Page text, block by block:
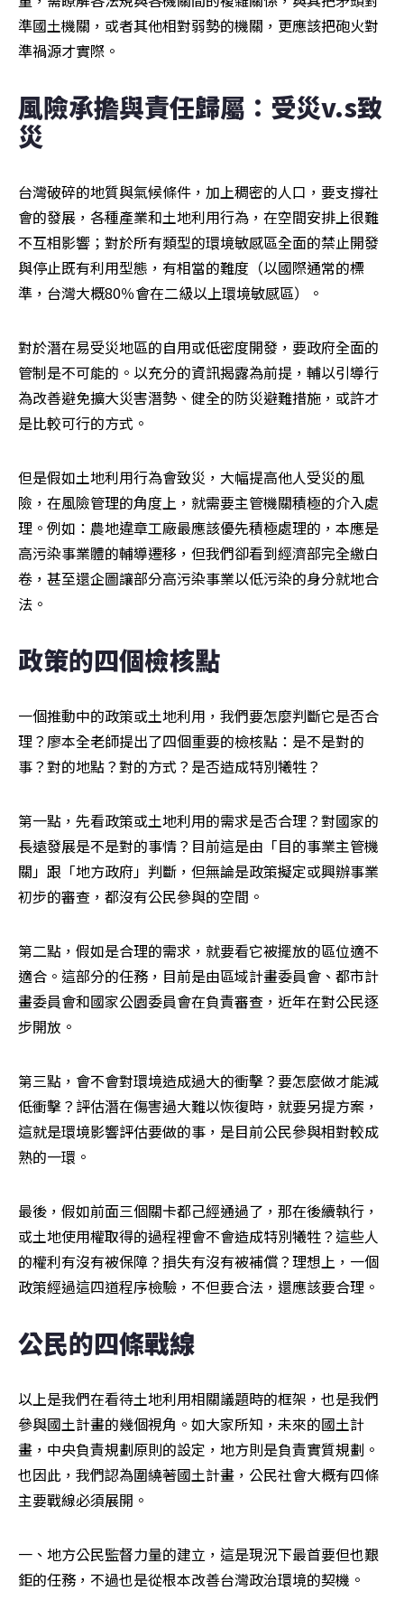
準國土機關，或者其他相對弱勢的機關，更應該把砲火對
準禍源才實際。
風險承擔與責任歸屬：受災v.s致
災
台灣破碎的地質與氣候條件，加上稠密的人口，要支撐社
會的發展，各種產業和土地利用行為，在空間安排上很難
不互相影響；對於所有類型的環境敏感區全面的禁止開發
與停止既有利用型態，有相當的難度（以國際通常的標
準，台灣大概80％會在二級以上環境敏感區）。
對於潛在易受災地區的自用或低密度開發，要政府全面的
管制是不可能的。以充分的資訊揭露為前提，輔以引導行
為改善避免擴大災害潛勢、健全的防災避難措施，或許才
是比較可行的方式。
但是假如土地利用行為會致災，大幅提高他人受災的風
險，在風險管理的角度上，就需要主管機關積極的介入處
理。例如：農地違章工廠最應該優先積極處理的，本應是
高污染事業體的輔導遷移，但我們卻看到經濟部完全繳白
卷，甚至還企圖讓部分高污染事業以低污染的身分就地合
法。
政策的四個檢核點
一個推動中的政策或土地利用，我們要怎麼判斷它是否合
理？廖本全老師提出了四個重要的檢核點：是不是對的
事？對的地點？對的方式？是否造成特別犧牲？
第一點，先看政策或土地利用的需求是否合理？對國家的
長遠發展是不是對的事情？目前這是由「目的事業主管機
關」跟「地方政府」判斷，但無論是政策擬定或興辦事業
初步的審查，都沒有公民參與的空間。
第二點，假如是合理的需求，就要看它被擺放的區位適不
適合。這部分的任務，目前是由區域計畫委員會、都市計
畫委員會和國家公園委員會在負責審查，近年在對公民逐
步開放。
第三點，會不會對環境造成過大的衝擊？要怎麼做才能減
低衝擊？評估潛在傷害過大難以恢復時，就要另提方案，
這就是環境影響評估要做的事，是目前公民參與相對較成
熟的一環。
最後，假如前面三個關卡都己經通過了，那在後續執行，
或土地使用權取得的過程裡會不會造成特別犧牲？這些人
的權利有沒有被保障？損失有沒有被補償？理想上，一個
政策經過這四道程序檢驗，不但要合法，還應該要合理。
公民的四條戰線
以上是我們在看待土地利用相關議題時的框架，也是我們
參與國土計畫的幾個視角。如大家所知，未來的國土計
畫，中央負責規劃原則的設定，地方則是負責實質規劃。
也因此，我們認為圍繞著國土計畫，公民社會大概有四條
主要戰線必須展開。
一、地方公民監督力量的建立，這是現況下最首要但也艱
鉅的任務，不過也是從根本改善台灣政治環境的契機。